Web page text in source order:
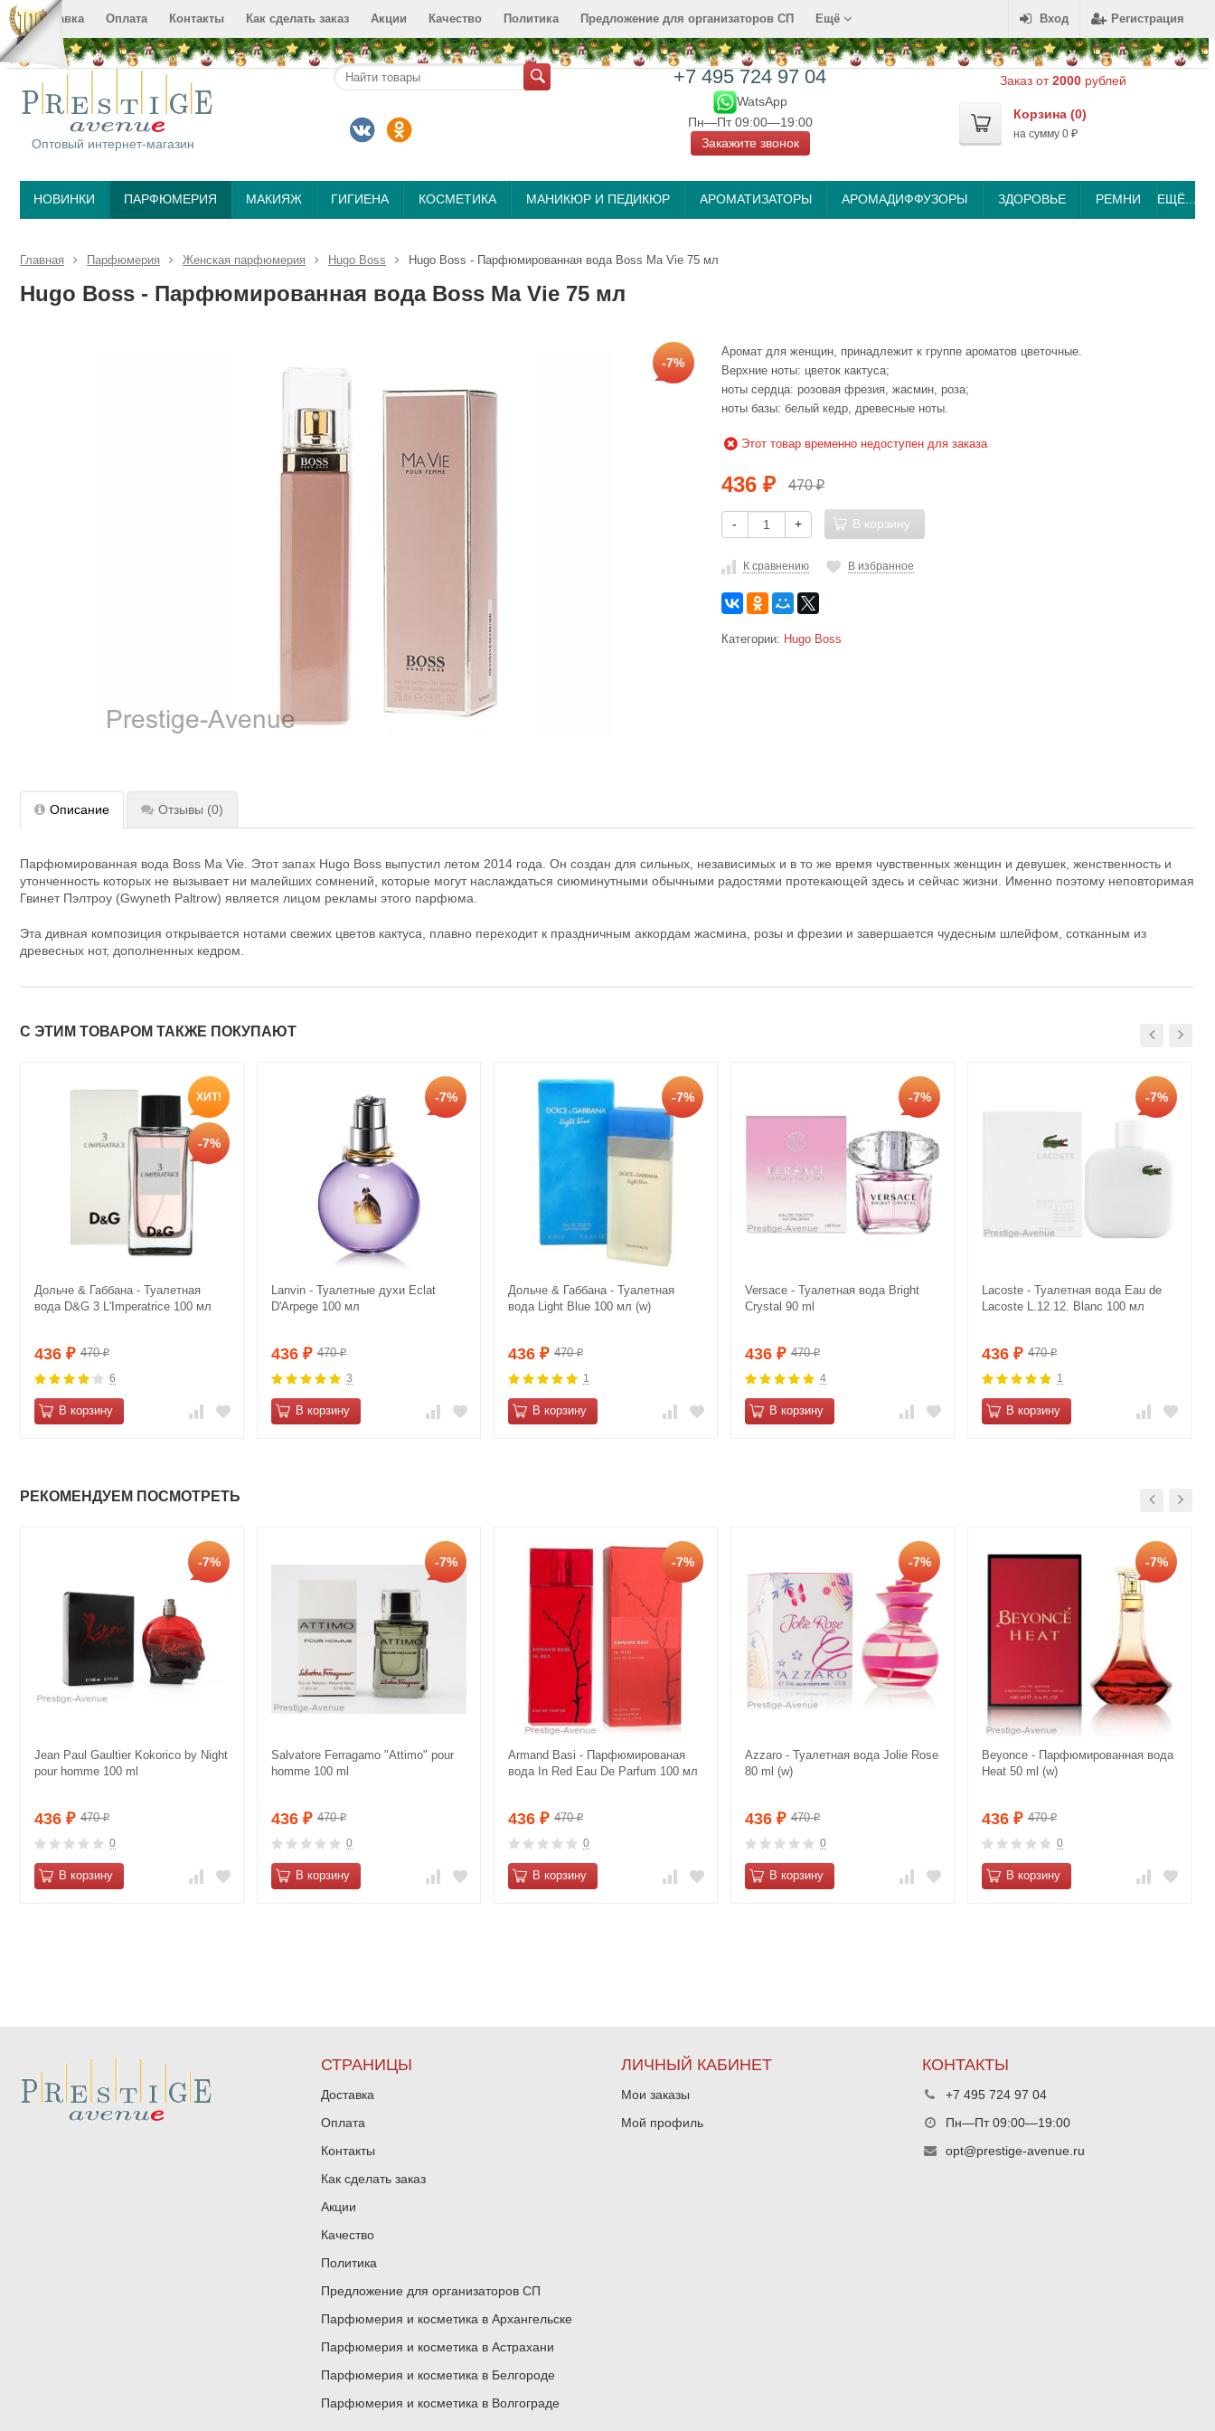
Вход Регистрация
Доставка Оплата Контакты Как сделать заказ Акции Качество Политика Предложение для организаторов СП Ещё
Оптовый интернет-магазин
+7 495 724 97 04
WatsApp
Пн—Пт 09:00—19:00
Закажите звонок
Заказ от2000 рублей
Корзина (0)
на сумму 0 ₽
НОВИНКИ ПАРФЮМЕРИЯ МАКИЯЖ ГИГИЕНА КОСМЕТИКА МАНИКЮР И ПЕДИКЮР АРОМАТИЗАТОРЫ АРОМАДИФФУЗОРЫ ЗДОРОВЬЕ РЕМНИ ЕЩЁ...
Главная Парфюмерия Женская парфюмерия Hugo Boss Hugo Boss - Парфюмированная вода Boss Ma Vie 75 мл
Hugo Boss - Парфюмированная вода Boss Ma Vie 75 мл
-7%
Аромат для женщин, принадлежит к группе ароматов цветочные.
Верхние ноты: цветок кактуса;
ноты сердца: розовая фрезия, жасмин, роза;
ноты базы: белый кедр, древесные ноты.
Этот товар временно недоступен для заказа
436 ₽ 470₽
- + В корзину
К сравнению В избранное
Категории: Hugo Boss
Описание Отзывы (0)
Парфюмированная вода Boss Ma Vie. Этот запах Hugo Boss выпустил летом 2014 года. Он создан для сильных, независимых и в то же время чувственных женщин и девушек, женственность и
утонченность которых не вызывает ни малейших сомнений, которые могут наслаждаться сиюминутными обычными радостями протекающей здесь и сейчас жизни. Именно поэтому неповторимая
Гвинет Пэлтроу (Gwyneth Paltrow) является лицом рекламы этого парфюма.
Эта дивная композиция открывается нотами свежих цветов кактуса, плавно переходит к праздничным аккордам жасмина, розы и фрезии и завершается чудесным шлейфом, сотканным из
древесных нот, дополненных кедром.
С ЭТИМ ТОВАРОМ ТАКЖЕ ПОКУПАЮТ
ХИТ!
-7%
Дольче & Габбана - Туалетная
вода D&G 3 L'Imperatrice 100 мл
436 ₽ 470₽
6
В корзину
-7%
Lanvin - Туалетные духи Eclat
D'Arpege 100 мл
436 ₽ 470₽
3
В корзину
-7%
Дольче & Габбана - Туалетная
вода Light Blue 100 мл (w)
436 ₽ 470₽
1
В корзину
-7%
Versace - Туалетная вода Bright
Crystal 90 ml
436 ₽ 470₽
4
В корзину
-7%
Lacoste - Туалетная вода Eau de
Lacoste L.12.12. Blanc 100 мл
436 ₽ 470₽
1
В корзину
РЕКОМЕНДУЕМ ПОСМОТРЕТЬ
-7%
Jean Paul Gaultier Kokorico by Night
pour homme 100 ml
436 ₽ 470₽
0
В корзину
-7%
Salvatore Ferragamo "Attimo" pour
homme 100 ml
436 ₽ 470₽
0
В корзину
-7%
Armand Basi - Парфюмированая
вода In Red Eau De Parfum 100 мл
436 ₽ 470₽
0
В корзину
-7%
Azzaro - Туалетная вода Jolie Rose
80 ml (w)
436 ₽ 470₽
0
В корзину
-7%
Beyonce - Парфюмированная вода
Heat 50 ml (w)
436 ₽ 470₽
0
В корзину
СТРАНИЦЫ
Доставка
Оплата
Контакты
Как сделать заказ
Акции
Качество
Политика
Предложение для организаторов СП
Парфюмерия и косметика в Архангельске
Парфюмерия и косметика в Астрахани
Парфюмерия и косметика в Белгороде
Парфюмерия и косметика в Волгограде
ЛИЧНЫЙ КАБИНЕТ
Мои заказы
Мой профиль
КОНТАКТЫ
+7 495 724 97 04
Пн—Пт 09:00—19:00
opt@prestige-avenue.ru